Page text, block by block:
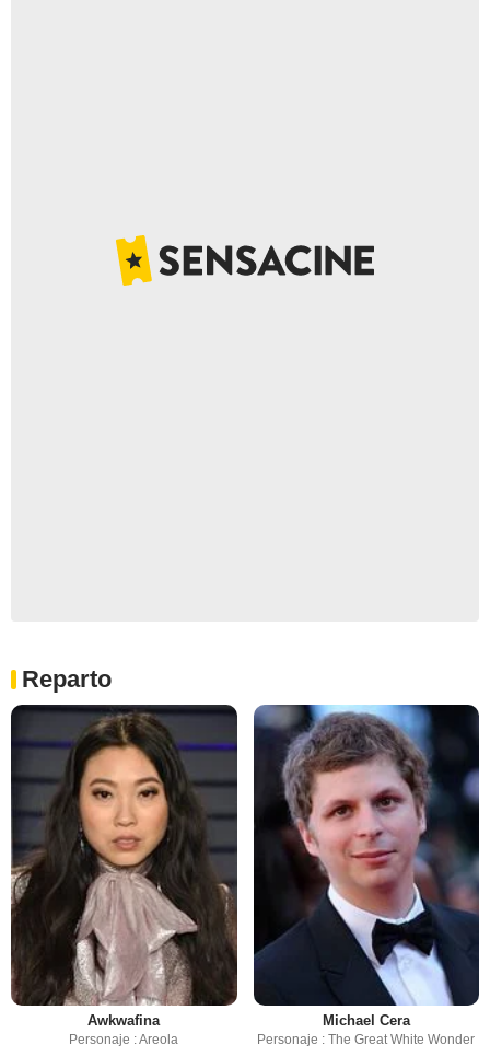
Reparto
Awkwafina
Personaje : Areola
Michael Cera
Personaje : The Great White Wonder